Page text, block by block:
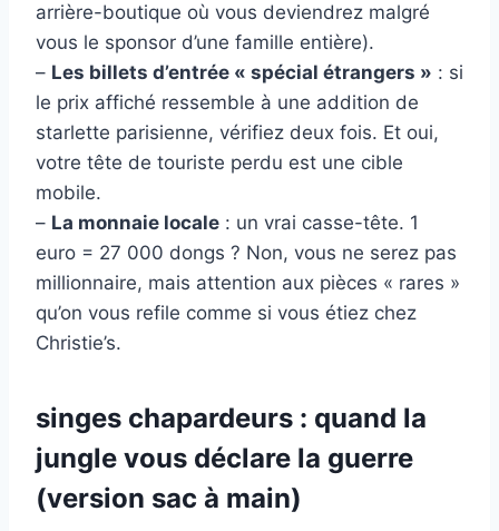
arrière-boutique où vous deviendrez malgré
vous le sponsor d’une famille entière).
– Les billets d’entrée « spécial étrangers » : si
le prix affiché ressemble à une addition de
starlette parisienne, vérifiez deux fois. Et oui,
votre tête de touriste perdu est une cible
mobile.
– La monnaie locale : un vrai casse-tête. 1
euro = 27 000 dongs ? Non, vous ne serez pas
millionnaire, mais attention aux pièces « rares »
qu’on vous refile comme si vous étiez chez
Christie’s.
singes chapardeurs : quand la
jungle vous déclare la guerre
(version sac à main)